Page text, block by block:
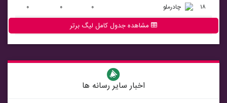
۱۸ چادرملو ۰ ۰ ۰
مشاهده جدول کامل لیگ برتر
اخبار سایر رسانه ها